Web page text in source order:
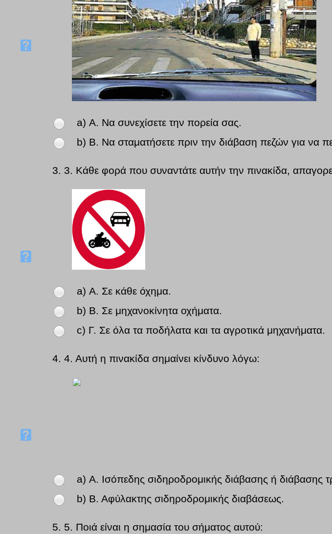
a) Α. Να συνεχίσετε την πορεία σας.
b) Β. Να σταματήσετε πριν την διάβαση πεζών για να
3. 3. Κάθε φορά που συναντάτε αυτήν την πινακίδα,
a) Α. Σε κάθε όχημα.
b) Β. Σε μηχανοκίνητα οχήματα.
c) Γ. Σε όλα τα ποδήλατα και τα αγροτικά μηχανήματα.
4. 4. Αυτή η πινακίδα σημαίνει κίνδυνο λόγω:
a) Α. Ισόπεδης σιδηροδρομικής διάβασης ή διάβασης
b) Β. Αφύλακτης σιδηροδρομικής διαβάσεως.
5. 5. Ποιά είναι η σημασία του σήματος αυτού: